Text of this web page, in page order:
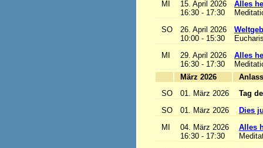
MI
15. April 2026
16:30 - 17:30
Alles
SO
26. April 2026
10:00 - 15:30
MI
29. April 2026
16:30 - 17:30
Alles
März 2026
SO
01. März 2026
Tag
SO
01. März 2026
Dies
MI
04. März 2026
16:30 - 17:30
Alles